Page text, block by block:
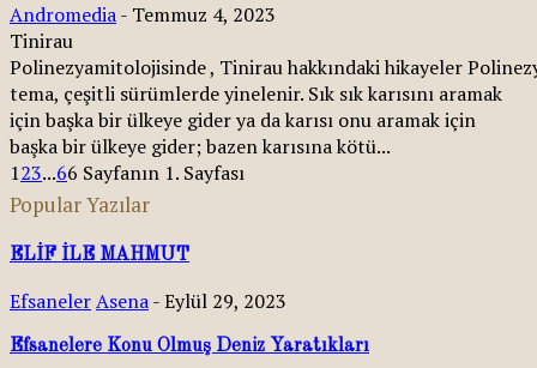
Andromedia- Temmuz 4, 2023
Tinirau
Polinezyamitolojisinde , Tinirau hakkındaki hikayeler
tema, çeşitli sürümlerde yinelenir. Sık sık karısını aramak
için başka bir ülkeye gider ya da karısı onu aramak için
başka bir ülkeye gider; bazen karısına kötü...
123...66 Sayfanın 1. Sayfası
Popular Yazılar
ELİF İLE MAHMUT
EfsanelerAsena-Eylül 29, 2023
Efsanelere Konu Olmuş Deniz Yaratıkları